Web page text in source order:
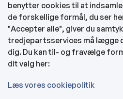
CVR og bankoplysninger
Tilgængelighedserklæring
Rådhuset
benytter cookies til at
de forskellige formål, du ser
"Accepter alle", giver du
tredjepartsservices må lægge
dig. Du kan til- og fravælge
dit valg her:
Læs vores cookiepolitik